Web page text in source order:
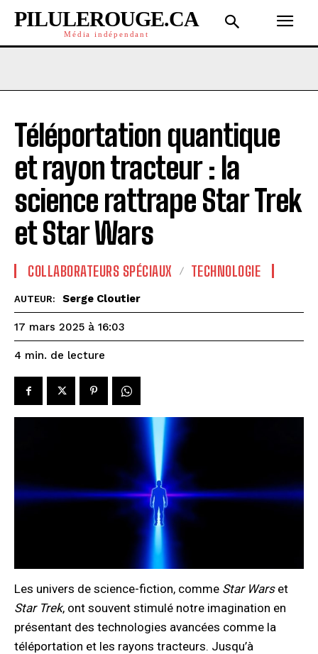
PILULEROUGE.CA
Média indépendant
Téléportation quantique
et rayon tracteur : la
science rattrape Star Trek
et Star Wars
COLLABORATEURS SPÉCIAUX TECHNOLOGIE
AUTEUR: Serge Cloutier
17 mars 2025 à 16:03
4 min. de lecture
Les univers de science-fiction, comme Star Warset
Star Trek, ont souvent stimulé notre imagination en
présentant des technologies avancées comme la
téléportation et les rayons tracteurs. Jusqu’à